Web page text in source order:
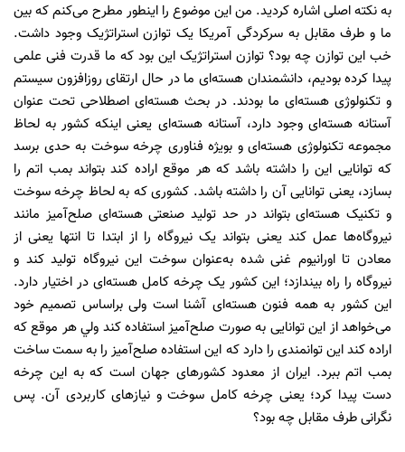
به نكته اصلی اشاره کردید. من این موضوع را اینطور مطرح می‌کنم که بین
ما و طرف مقابل به سرکردگی آمریکا یک توازن استراتژیک وجود داشت.
خب این توازن چه بود؟ توازن استراتژیک این بود که ما قدرت فنی علمی
پیدا کرده بودیم، دانشمندان هسته‌ای ما در حال ارتقای روزافزون سیستم
و تکنولوژی هسته‌ای ما بودند. در بحث هسته‌ای اصطلاحی تحت عنوان
آستانه هسته‌ای وجود دارد، آستانه هسته‌ای یعنی اینکه کشور به لحاظ
مجموعه تکنولوژی هسته‌ای و بویژه فناوری چرخه سوخت به حدی برسد
که توانایی این را داشته باشد که هر موقع اراده کند بتواند بمب اتم را
بسازد، یعنی توانایی آن را داشته باشد. کشوری که به لحاظ چرخه سوخت
و تکنیک هسته‌ای بتواند در حد تولید صنعتی هسته‌ای صلح‌آمیز مانند
نیروگاه‌ها عمل کند یعنی بتواند یک نیروگاه را از ابتدا تا انتها یعنی از
معادن تا اورانیوم غنی شده به‌عنوان سوخت این نیروگاه تولید کند و
نیروگاه را راه بیندازد؛ این کشور یک چرخه کامل هسته‌ای در اختیار دارد.
این کشور به همه فنون هسته‌ای آشنا است ولی براساس تصمیم خود
می‌خواهد از این توانایی به صورت صلح‌آمیز استفاده کند ولي هر موقع که
اراده کند این توانمندی را دارد که این استفاده صلح‌آمیز را به سمت ساخت
بمب اتم ببرد. ایران از معدود کشورهای جهان است که به این چرخه
دست پیدا کرد؛ یعنی چرخه کامل سوخت و نیازهای کاربردی آن. پس
نگرانی طرف مقابل چه بود؟